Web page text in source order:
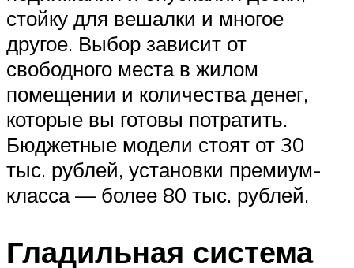
стойку для вешалки и многое
другое. Выбор зависит от
свободного места в жилом
помещении и количества денег,
которые вы готовы потратить.
Бюджетные модели стоят от 30
тыс. рублей, установки премиум-
класса — более 80 тыс. рублей.
Гладильная система